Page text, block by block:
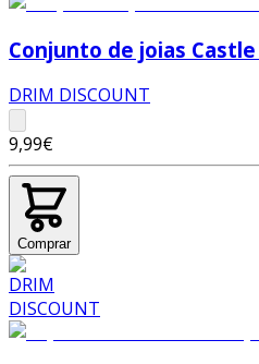
Conjunto de joias
DRIM DISCOUNT
9,99€
Comprar